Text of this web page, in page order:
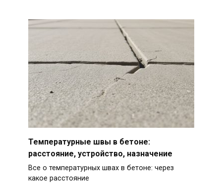
Температурные швы в бетоне:
расстояние, устройство, назначение
Все о температурных швах в бетоне: через
какое расстояние